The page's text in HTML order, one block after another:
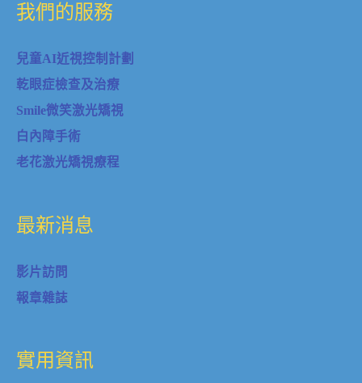
我們的服務
兒童AI近視控制計劃
乾眼症檢查及治療
Smile微笑激光矯視
白內障手術
老花激光矯視療程
最新消息
影片訪問
報章雜誌
實用資訊